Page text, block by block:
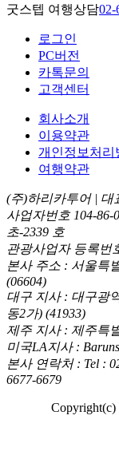
굿스텝 여행상담02-
로그인
PC버전
카톡문의
고객센터
회사소개
이용약관
개인정보처리
여행약관
(주)하리카투어 | 대
사업자번호 104-86-
초-2339 호
관광사업자 등록번
본사 주소 : 서울특
(06604)
대구 지사 : 대구광
동2가) (41933)
제주 지사 : 제주특
미국LA지사 :
본사 연락처 : Tel :
6677-6679